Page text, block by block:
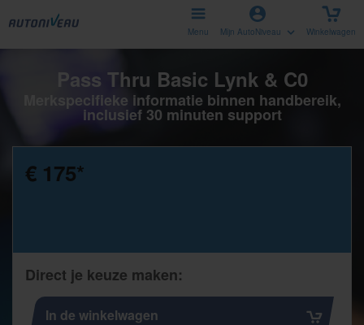
Menu Mijn AutoNiveau Winkelwagen
Pass Thru Basic Lynk & C0
Merkspecifieke informatie binnen handbereik,
inclusief 30 minuten support
€ 175*
Direct je keuze maken:
In de winkelwagen